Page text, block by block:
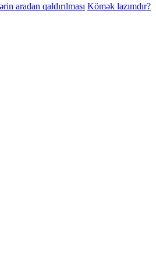
aradan qaldırılması Kömək lazımdır?